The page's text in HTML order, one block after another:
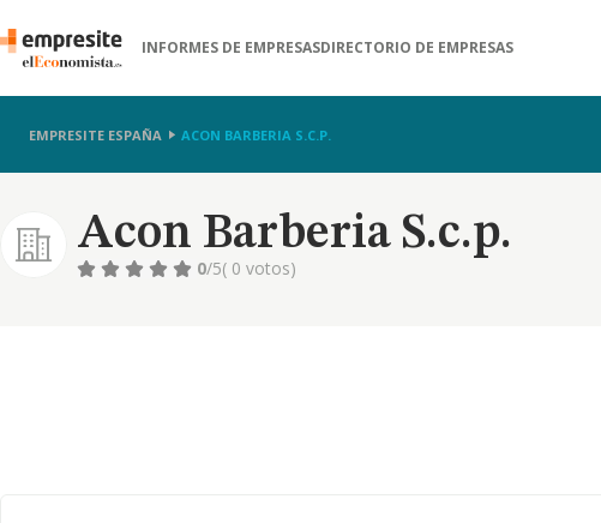
INFORMES DE EMPRESASDIRECTORIO DE EMPRESAS
EMPRESITE ESPAÑA ACON BARBERIA S.C.P.
Acon Barberia S.c.p.
0/5( 0 votos)